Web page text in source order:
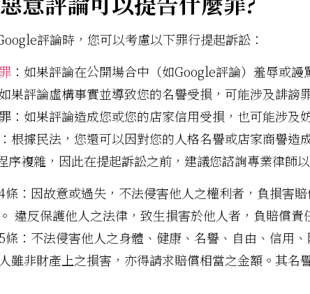
評論時，您可以考慮以下罪行提起訴訟：
：如果評論在公開場合中（如Google評論）羞辱或謾
如果評論虛構事實並導致您的名譽受損，可能涉及誹謗
：如果評論造成您或您的店家信用受損，也可能涉及
：根據民法，您還可以因對您的人格名譽或店家商譽造
序複雜，因此在提起訴訟之前，建議您諮詢專業律師
條：因故意或過失，不法侵害他人之權利者，負損害
違反保護他人之法律，致生損害於他人者，負賠償
條：不法侵害他人之身體、健康、名譽、自由、信用
雖非財產上之損害，亦得請求賠償相當之金額。其名